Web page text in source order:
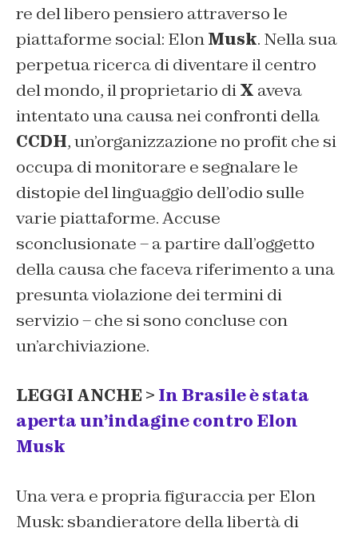
re del libero pensiero attraverso le
piattaforme social: ElonMusk. Nella sua
perpetua ricerca di diventare il centro
del mondo, il proprietario diX aveva
intentato una causa nei confronti della
CCDH, un’organizzazione no profit che si
occupa di monitorare e segnalare le
distopie del linguaggio dell’odio sulle
varie piattaforme. Accuse
sconclusionate – a partire dall’oggetto
della causa che faceva riferimento a una
presunta violazione dei termini di
servizio – che si sono concluse con
un’archiviazione.
LEGGI ANCHE > In Brasile è stata
aperta un’indagine contro Elon
Musk
Una vera e propria figuraccia per Elon
Musk: sbandieratore della libertà di